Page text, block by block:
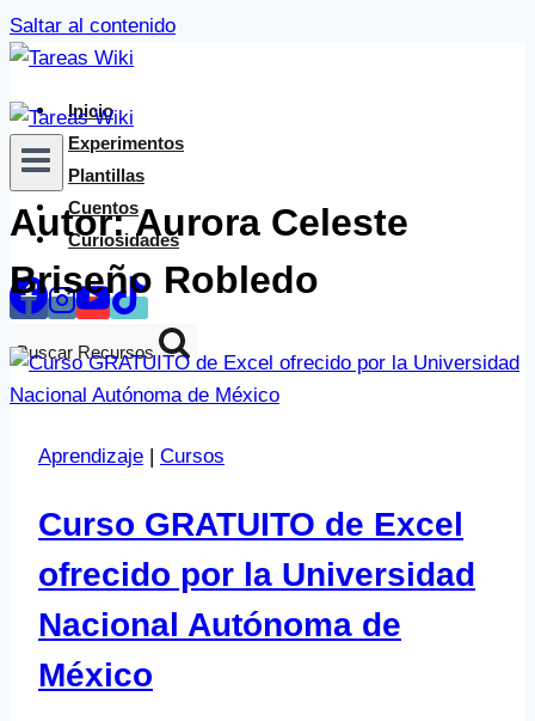
Saltar al contenido
Inicio
Experimentos
Plantillas
Cuentos
Curiosidades
Buscar Recursos
Autor: Aurora Celeste
Briseño Robledo
Aprendizaje | Cursos
Curso GRATUITO de Excel
ofrecido por la Universidad
Nacional Autónoma de
México